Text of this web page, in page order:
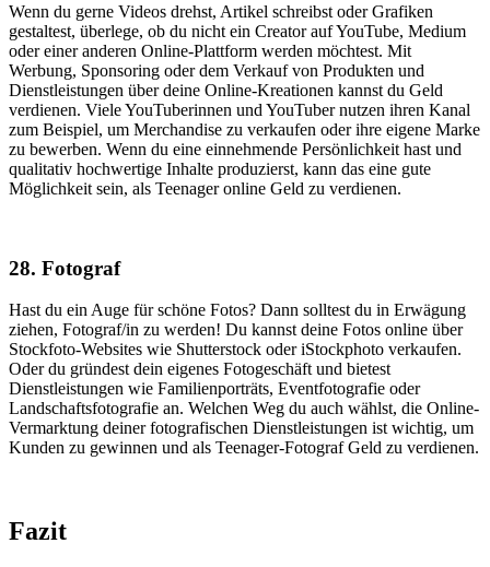
Wenn du gerne Videos drehst, Artikel schreibst oder Grafiken
gestaltest, überlege, ob du nicht ein Creator auf YouTube, Medium
oder einer anderen Online-Plattform werden möchtest. Mit
Werbung, Sponsoring oder dem Verkauf von Produkten und
Dienstleistungen über deine Online-Kreationen kannst du Geld
verdienen. Viele YouTuberinnen und YouTuber nutzen ihren Kanal
zum Beispiel, um Merchandise zu verkaufen oder ihre eigene Marke
zu bewerben. Wenn du eine einnehmende Persönlichkeit hast und
qualitativ hochwertige Inhalte produzierst, kann das eine gute
Möglichkeit sein, als Teenager online Geld zu verdienen.
28. Fotograf
Hast du ein Auge für schöne Fotos? Dann solltest du in Erwägung
ziehen, Fotograf/in zu werden! Du kannst deine Fotos online über
Stockfoto-Websites wie Shutterstock oder iStockphoto verkaufen.
Oder du gründest dein eigenes Fotogeschäft und bietest
Dienstleistungen wie Familienporträts, Eventfotografie oder
Landschaftsfotografie an. Welchen Weg du auch wählst, die Online-
Vermarktung deiner fotografischen Dienstleistungen ist wichtig, um
Kunden zu gewinnen und als Teenager-Fotograf Geld zu verdienen.
Fazit